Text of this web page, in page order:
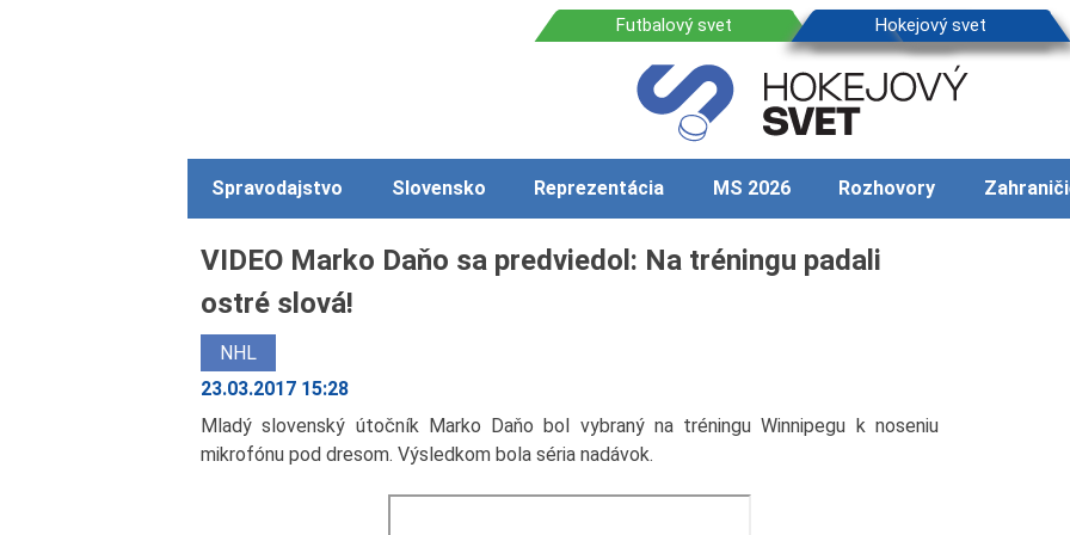
Spravodajstvo Slovensko Reprezentácia MS 2026 Rozhovory
VIDEO Marko Daňo sa predviedol: Na tréningu padali
ostré slová!
NHL
23.03.2017 15:28
Mladý slovenský útočník Marko Daňo bol vybraný na tréningu Winnipegu k noseniu
mikrofónu pod dresom. Výsledkom bola séria nadávok.